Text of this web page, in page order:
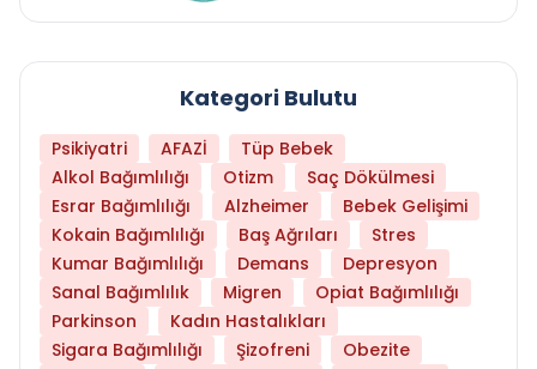
Kategori Bulutu
Psikiyatri AFAZİ
Tüp Bebek
Alkol Bağımlılığı
Otizm
Saç Dökülmesi
Esrar Bağımlılığı
Alzheimer
Bebek Gelişimi
Kokain Bağımlılığı
Baş Ağrıları
Stres
Kumar Bağımlılığı
Demans
Depresyon
Sanal Bağımlılık
Migren
Opiat Bağımlılığı
Parkinson
Kadın Hastalıkları
Sigara Bağımlılığı
Şizofreni
Obezite